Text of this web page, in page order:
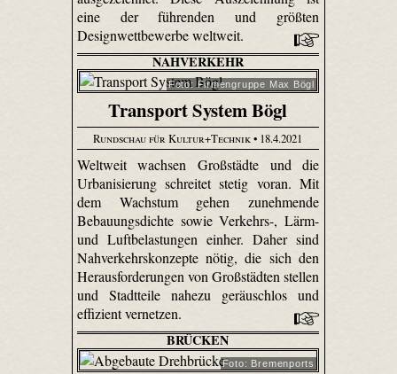
eine der führenden und größten
Designwettbewerbe weltweit.
NAHVERKEHR
Foto: Firmengruppe Max Bögl
Transport System Bögl
Rundschau für Kultur+Technik• 18.4.2021
Weltweit wachsen Großstädte und die
Urbanisierung schreitet stetig voran. Mit
dem Wachstum gehen zunehmende
Bebauungsdichte sowie Verkehrs-, Lärm-
und Luftbelastungen einher. Daher sind
Nahverkehrskonzepte nötig, die sich den
Herausforderungen von Großstädten stellen
und Stadtteile nahezu geräuschlos und
effizient vernetzen.
BRÜCKEN
Foto: Bremenports